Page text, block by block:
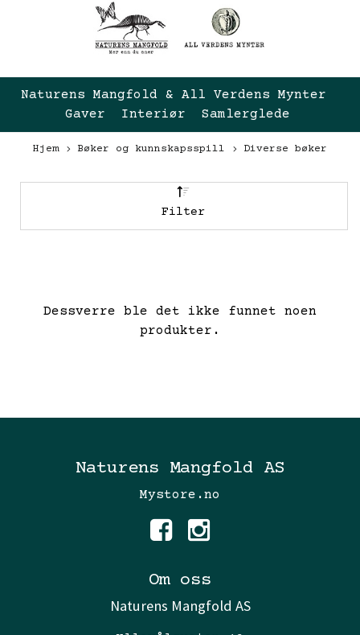
Naturens Mangfold & All Verdens Mynter 
Gaver  Interiør  Samlerglede
Hjem Bøker og kunnskapsspill Diverse bøker
Filter
Dessverre ble det ikke funnet noen
produkter.
Naturens Mangfold AS
Mystore.no
Om oss
Naturens Mangfold AS